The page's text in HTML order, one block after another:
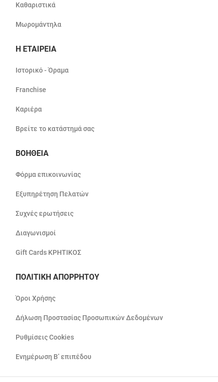
Καθαριστικά
Μωρομάντηλα
Η ΕΤΑΙΡΕΙΑ
Ιστορικό - Όραμα
Franchise
Καριέρα
Βρείτε το κατάστημά σας
ΒΟΗΘΕΙΑ
Φόρμα επικοινωνίας
Εξυπηρέτηση Πελατών
Συχνές ερωτήσεις
Διαγωνισμοί
Gift Cards ΚΡΗΤΙΚΟΣ
ΠΟΛΙΤΙΚΗ ΑΠΟΡΡΗΤΟΥ
Όροι Χρήσης
Δήλωση Προστασίας Προσωπικών Δεδομένων
Ρυθμίσεις Cookies
Ενημέρωση Β’ επιπέδου